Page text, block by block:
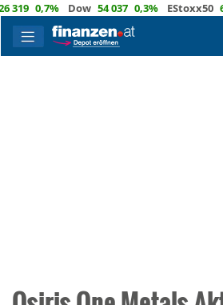
0,7% Dow 54 037 0,3% EStoxx50 6 524